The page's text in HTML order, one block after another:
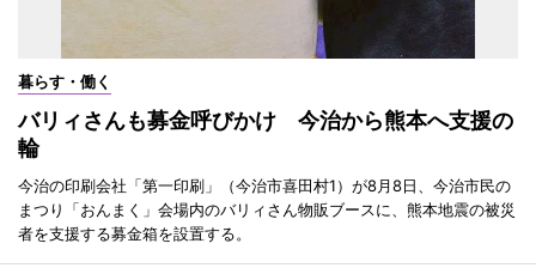
暮らす・働く
バリィさんも募金呼びかけ 今治から熊本へ支援の
輪
今治の印刷会社「第一印刷」（今治市喜田村1）が8月8日、今治市民の
まつり「おんまく」会場内のバリィさん物販ブースに、熊本地震の被災
者を支援する募金箱を設置する。